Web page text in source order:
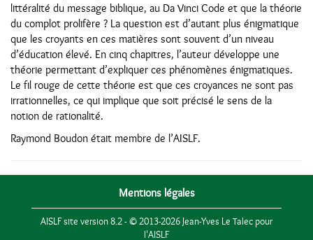
littéralité du message biblique, au Da Vinci Code et que la théorie
du complot prolifère ? La question est d’autant plus énigmatique
que les croyants en ces matières sont souvent d’un niveau
d’éducation élevé. En cinq chapitres, l’auteur développe une
théorie permettant d’expliquer ces phénomènes énigmatiques.
Le fil rouge de cette théorie est que ces croyances ne sont pas
irrationnelles, ce qui implique que soit précisé le sens de la
notion de rationalité.
Raymond Boudon était membre de l’AISLF.
Mentions légales
AISLF site version 8.2 - © 2013-2026 Jean-Yves Le Talec pour
l'AISLF